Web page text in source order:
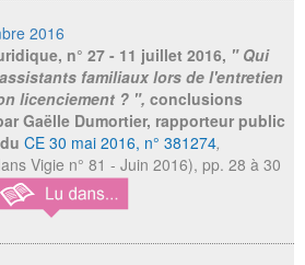
2016
n° 27 - 11 juillet 2016, " Qui
familiaux lors de l'entretien
licenciement ? ", conclusions
Gaëlle Dumortier, rapporteur public
CE 30 mai 2016, n° 381274,
Vigie n° 81 - Juin 2016), pp. 28 à 30